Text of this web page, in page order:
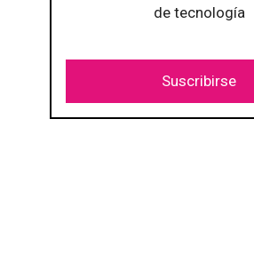
de tecnología
Suscribirse